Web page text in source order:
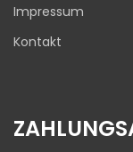
Impressum
Kontakt